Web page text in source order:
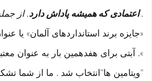
.اعتمادی که همیشه پاداش دارد. از
«جایزه برند استانداردهای آلمان» یا
». آبتی برای هفدهمین بار به عنوان
"ویتامین ها"انتخاب شد . ما از شما